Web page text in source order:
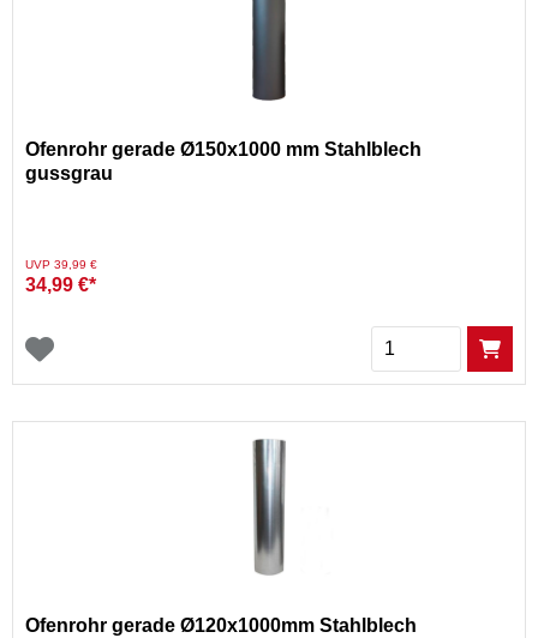
Ofenrohr gerade Ø150x1000 mm Stahlblech
gussgrau
Preis reduziert von
UVP 39,99 €auf
34,99 €*
Menge
Ofenrohr gerade Ø120x1000mm Stahlblech